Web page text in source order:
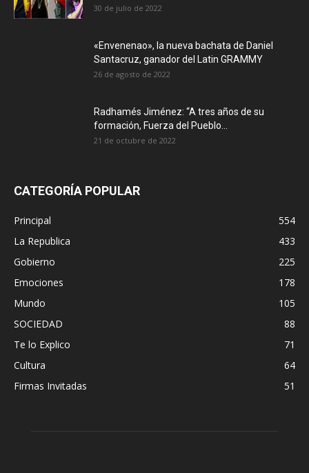
30 de julio de 2022
«Envenenao», la nueva bachata de Daniel
Santacruz, ganador del Latin GRAMMY
26 de agosto de 2022
Radhamés Jiménez: “A tres años de su
formación, Fuerza del Pueblo...
21 de octubre de 2022
CATEGORÍA POPULAR
Principal
554
La Republica
433
Gobierno
225
Emociones
178
Mundo
105
SOCIEDAD
88
Te lo Explico
71
Cultura
64
Firmas Invitadas
51